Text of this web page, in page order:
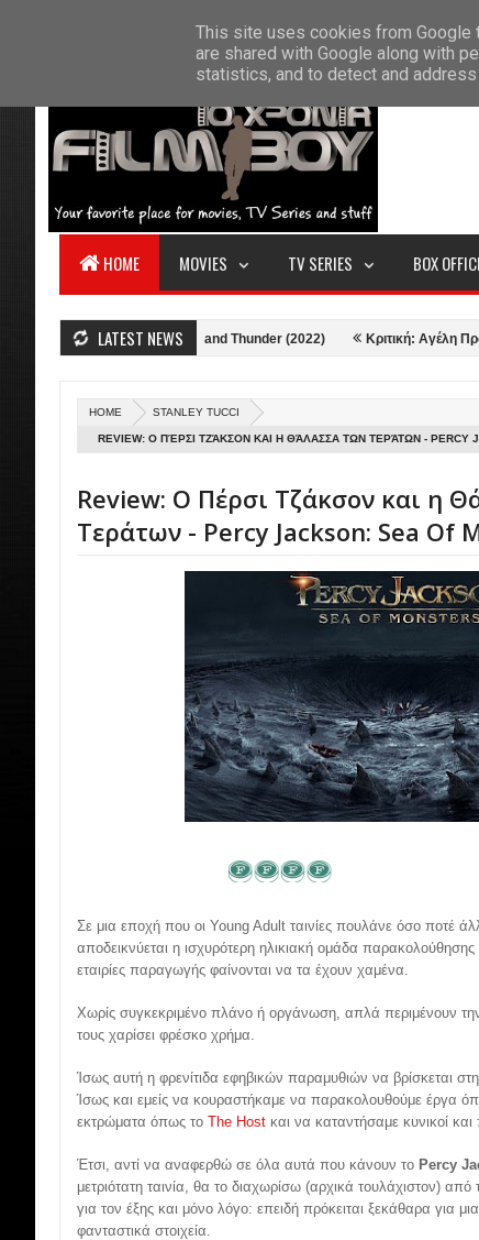
HOME ABOUT US CONTACT
HOME MOVIES TV SERIES BOX
LATEST NEWS
Κριτική: Thor: Love and Thunder (2022) Κριτική: Αγέλη Προβάτων
HOME STANLEY TUCCI
REVIEW: Ο ΠΈΡΣΙ ΤΖΆΚΣΟΝ ΚΑΙ Η ΘΆΛΑΣΣΑ ΤΩΝ ΤΕΡΆΤΩΝ - PERCY
Review: Ο Πέρσι Τζάκσον και η
Τεράτων - Percy Jackson: Sea Of
Σε μια εποχή που οι Young Adult ταινίες πουλάνε όσο ποτέ
αποδεικνύεται η ισχυρότερη ηλικιακή ομάδα παρακολούθησης
εταιρίες παραγωγής φαίνονται να τα έχουν χαμένα.
Χωρίς συγκεκριμένο πλάνο ή οργάνωση, απλά περιμένουν
τους χαρίσει φρέσκο χρήμα.
Ίσως αυτή η φρενίτιδα εφηβικών παραμυθιών να βρίσκεται
Ίσως και εμείς να κουραστήκαμε να παρακολουθούμε έργα
εκτρώματα όπως το The Host και να καταντήσαμε κυνικοί και
Έτσι, αντί να αναφερθώ σε όλα αυτά που κάνουν το Percy
μετριότατη ταινία, θα το διαχωρίσω (αρχικά τουλάχιστον)
για τον έξης και μόνο λόγο: επειδή πρόκειται ξεκάθαρα για
φανταστικά στοιχεία.
This site uses cookies from Google
are shared with Google along with
statistics, and to detect and address